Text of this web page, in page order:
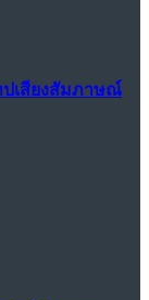
ปเสียงสัมภาษณ์